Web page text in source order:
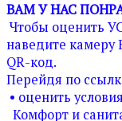
ВАМ У НАС
Чтобы оценить
наведите камеру
QR-код.
Перейдя по
• оценить
Комфорт и